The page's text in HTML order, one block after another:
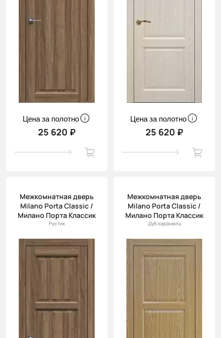
Цена за полотно
25 620 ₽
Цена за полотно
25 620 ₽
Межкомнатная дверь
Milano Porta Classic /
Милано Порта Классик
Рустик
Межкомнатная дверь
Milano Porta Classic /
Милано Порта Классик
Дуб карамель